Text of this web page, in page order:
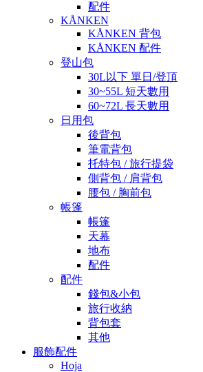
配件
KÅNKEN
KÅNKEN 背包
KÅNKEN 配件
登山包
30L以下 單日/登頂
30~55L 短天數用
60~72L 長天數用
日用包
後背包
筆電背包
托特包 / 旅行提袋
側背包 / 肩背包
腰包 / 胸前包
帳篷
帳篷
天幕
地布
配件
配件
錢包&小包
旅行收納
背包套
其他
服飾配件
Hoja